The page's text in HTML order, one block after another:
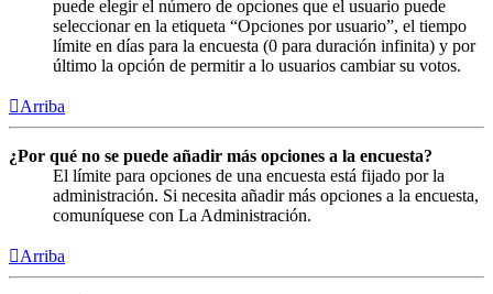
puede elegir el número de opciones que el usuario puede
seleccionar en la etiqueta “Opciones por usuario”, el tiempo
límite en días para la encuesta (0 para duración infinita) y por
último la opción de permitir a lo usuarios cambiar su votos.
Arriba
¿Por qué no se puede añadir más opciones a la encuesta?
El límite para opciones de una encuesta está fijado por la
administración. Si necesita añadir más opciones a la encuesta,
comuníquese con La Administración.
Arriba